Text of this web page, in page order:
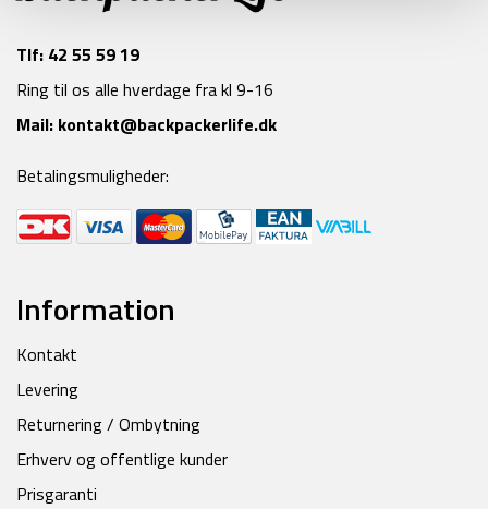
Tlf: 42 55 59 19
Ring til os alle hverdage fra kl 9-16
Mail: kontakt@backpackerlife.dk
Betalingsmuligheder:
Information
Kontakt
Levering
Returnering / Ombytning
Erhverv og offentlige kunder
Prisgaranti